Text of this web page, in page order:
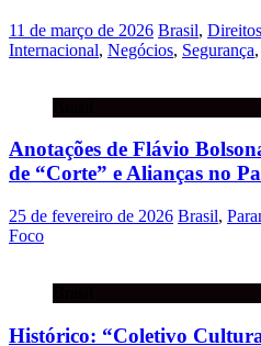
11 de março de 2026 Brasil,
Internacional, Negócios, Segurança,
Anotações de Flávio
de “Corte” e Alianças no
25 de fevereiro de 2026 Brasil,
Foco
Histórico: “Coletivo